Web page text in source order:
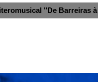
"De Barreiras